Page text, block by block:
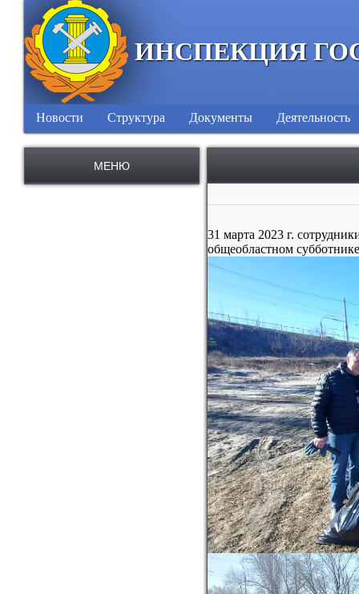
ИНСПЕКЦИЯ
Новости Структура Документы Деятельность
МЕНЮ
31 марта 2023 г.
общеобластном